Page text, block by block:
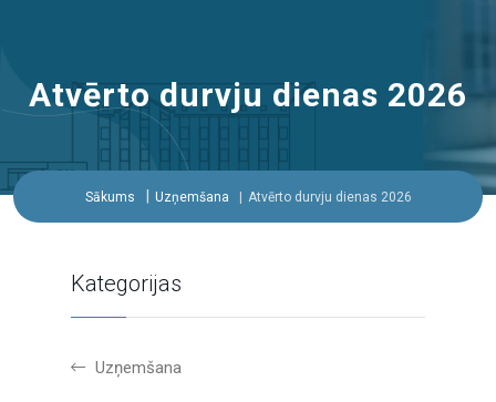
Atvērto durvju dienas 2026
Sākums Uzņemšana Atvērto durvju dienas 2026
Kategorijas
Uzņemšana